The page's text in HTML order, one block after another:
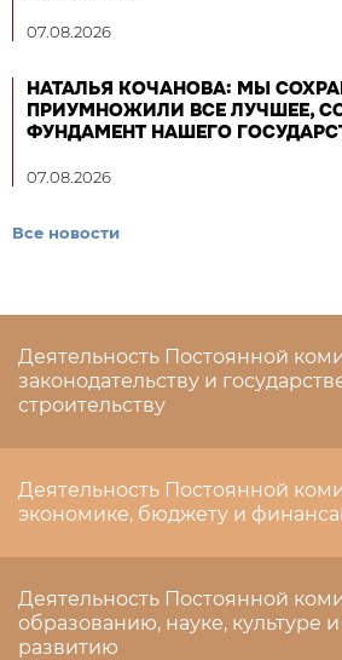
07.08.2026
НАТАЛЬЯ КОЧАНОВА: МЫ
ПРИУМНОЖИЛИ ВСЕ ЛУЧШЕЕ,
ФУНДАМЕНТ НАШЕГО
07.08.2026
Все новости
Деятельность Постоянной
законодательству и
строительству
Деятельность Постоянной
экономике, бюджету и
Деятельность Постоянной
образованию, науке, культуре
развитию